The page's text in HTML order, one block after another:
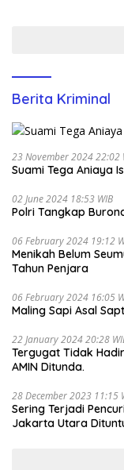
Berita Kriminal
23 November 2024 22:02
Suami Tega Aniaya
02 June 2024 18:53 WIB
Polri Tangkap
06 February 2024 19:12
Menikah Belum
Tahun Penjara
06 February 2024 16:05
Maling Sapi Asal
22 January 2024 20:28
Tergugat Tidak
AMIN Ditunda.
28 December 2023 11:15
Sering Terjadi
Jakarta Utara